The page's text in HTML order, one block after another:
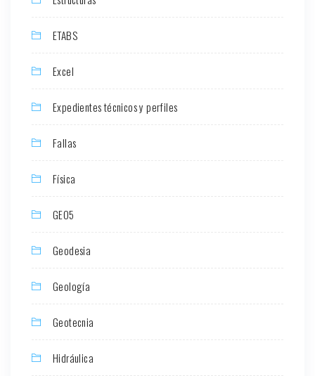
ETABS
Excel
Expedientes técnicos y perfiles
Fallas
Física
GEO5
Geodesia
Geología
Geotecnia
Hidráulica